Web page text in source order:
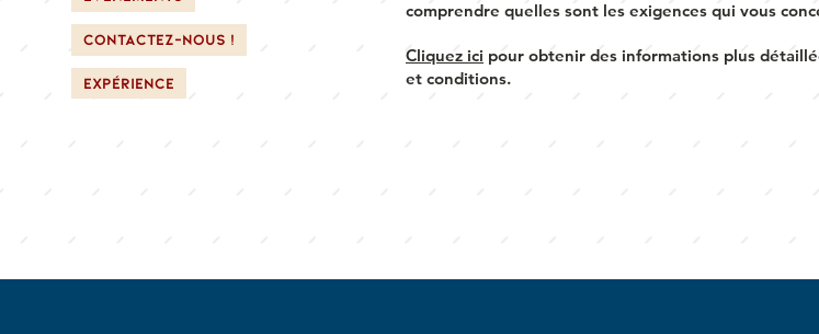
CONTACTEZ-NOUS !
Expérience
comprendre quelles sont les exigences qui vous
Cliquez ici pour obtenir des informations plus
et conditions.